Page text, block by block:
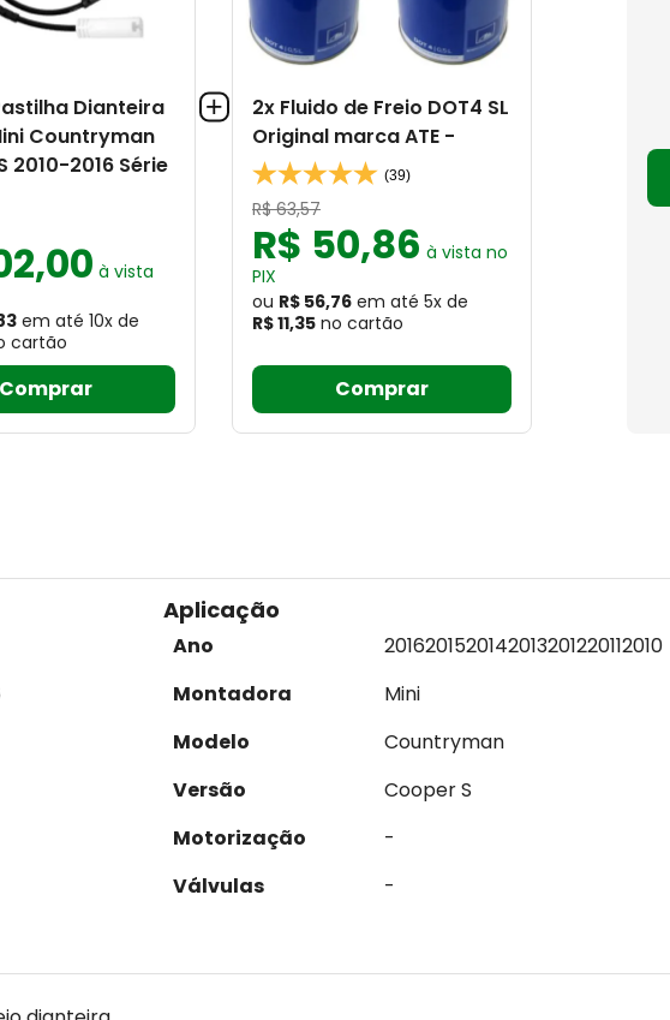
Dianteira
Countryman
2010-2016 Série
,00 à vista
em até 10x de
cartão
Comprar
2x Fluido de Freio DOT4 SL
Original marca ATE -
(39)
R$ 63,57
R$ 50,86 à vista no
PIX
ou R$ 56,76 em até 5x de
R$ 11,35 no cartão
Comprar
Aplicação
Ano 2016201520142013201220112010
Montadora
Mini
Modelo
Countryman
Versão
Cooper S
Motorização
-
Válvulas
-